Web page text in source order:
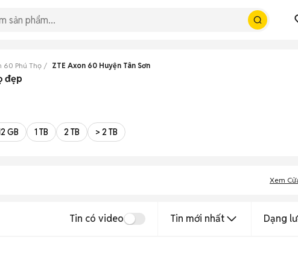
60 Phú Thọ ZTE Axon 60 Huyện Tân Sơn
đẹp
GB 1 TB 2 TB > 2 TB
Xem
Tin có video Tin mới nhất Dạng